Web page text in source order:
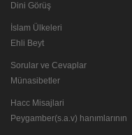
Dini Görüş
İslam Ülkeleri
Ehli Beyt
Sorular ve Cevaplar
Münasibetler
Hacc Misajlari
Peygamber(s.a.v) hanımlarının